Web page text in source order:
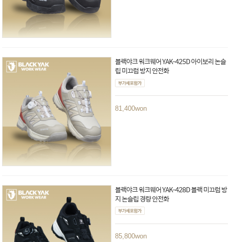
블랙야크 워크웨어 YAK-425D 아이보리 논슬
립 미끄럼 방지 안전화
81,400won
블랙야크 워크웨어 YAK-428D 블랙 미끄럼 방
지 논슬립 경량 안전화
85,800won